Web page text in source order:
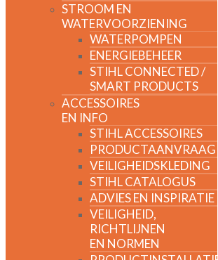
STROOM EN
WATERVOORZIENING
WATERPOMPEN
ENERGIEBEHEER
STIHL CONNECTED /
SMART PRODUCTS
ACCESSOIRES
EN INFO
STIHL ACCESSOIRES
PRODUCTAANVRAAG
VEILIGHEIDSKLEDING
STIHL CATALOGUS
ADVIES EN INSPIRATIE
VEILIGHEID,
RICHTLIJNEN
EN NORMEN